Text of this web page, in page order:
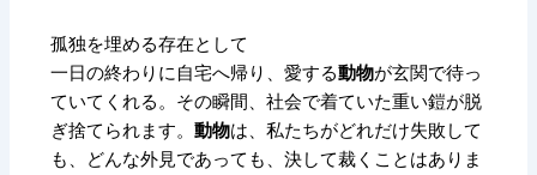
孤独を埋める存在として
一日の終わりに自宅へ帰り、愛する動物が玄関で待っ
ていてくれる。その瞬間、社会で着ていた重い鎧が脱
ぎ捨てられます。動物は、私たちがどれだけ失敗して
も、どんな外見であっても、決して裁くことはありま